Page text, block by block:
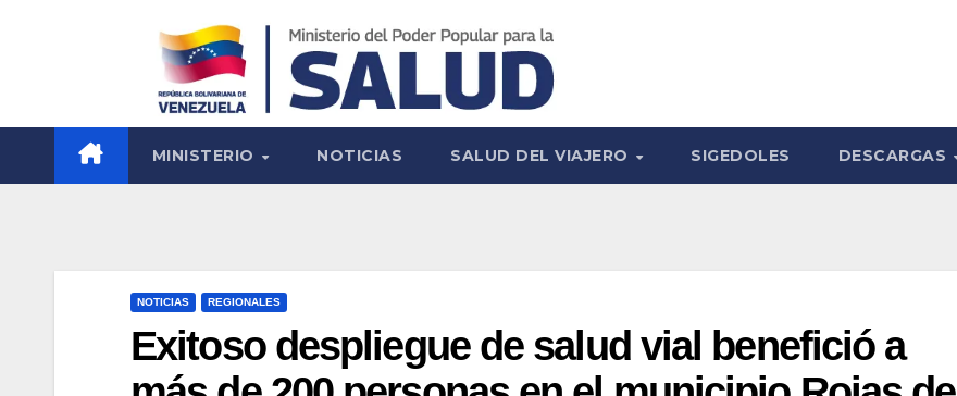
MINISTERIO NOTICIAS SALUD DEL VIAJERO SIGEDOLES DESCARGAS
NOTICIAS REGIONALES
Exitoso despliegue de salud vial benefició a